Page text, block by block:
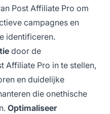
Post Affiliate Pro om
campagnes en
identificeren.
door de
Affiliate Pro in te stellen,
en duidelijke
die onethische
Optimaliseer